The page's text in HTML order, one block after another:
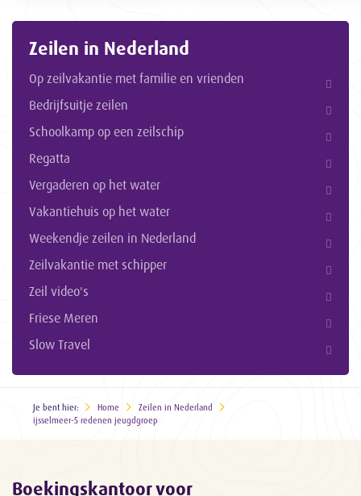
Zeilen in Nederland
Op zeilvakantie met familie en vrienden
Bedrijfsuitje zeilen
Schoolkamp op een zeilschip
Regatta
Vergaderen op het water
Vakantiehuis op het water
Weekendje zeilen in Nederland
Zeilvakantie met schipper
Zeil video's
Friese Meren
Slow Travel
Je bent hier: Home
Zeilen in Nederland
ijsselmeer-5 redenen jeugdgroep
Boekingskantoor voor